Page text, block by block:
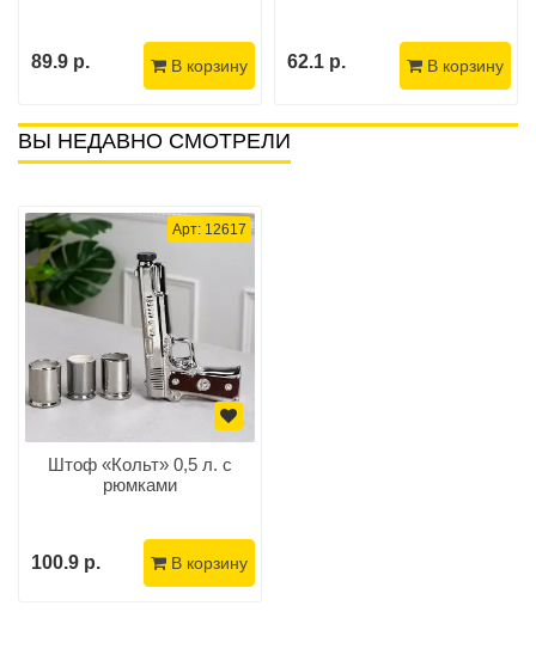
89.9 р. В корзину 62.1 р. В корзину
ВЫ НЕДАВНО СМОТРЕЛИ
Арт: 12617
Штоф «Кольт» 0,5 л. с
рюмками
100.9 р. В корзину